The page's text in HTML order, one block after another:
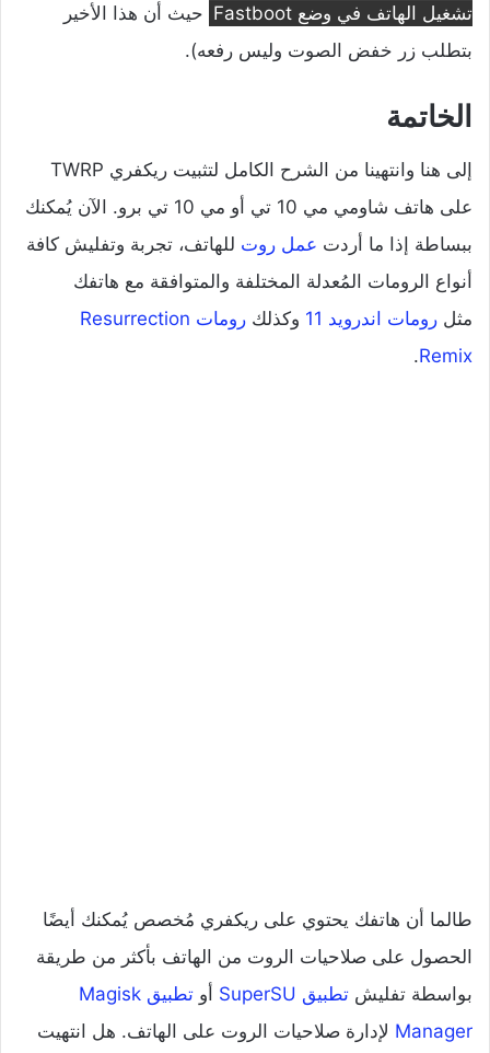
تشغيل الهاتف في وضع Fastboot
حيث أن هذا الأخير
بتطلب زر خفض الصوت وليس رفعه).
الخاتمة
إلى هنا وانتهينا من الشرح الكامل لتثبيت ريكفري TWRP
على هاتف شاومي مي 10 تي أو مي 10 تي برو. الآن يُمكنك
ببساطة إذا ما أردت عمل روت للهاتف، تجربة وتفليش كافة
أنواع الرومات المُعدلة المختلفة والمتوافقة مع هاتفك
مثل رومات اندرويد 11 وكذلك
رومات Resurrection
Remix
.
طالما أن هاتفك يحتوي على ريكفري مُخصص يُمكنك أيضًا
الحصول على صلاحيات الروت من الهاتف بأكثر من طريقة
بواسطة تفليش تطبيق SuperSU أو
تطبيق Magisk
Manager لإدارة صلاحيات الروت على الهاتف. هل انتهيت